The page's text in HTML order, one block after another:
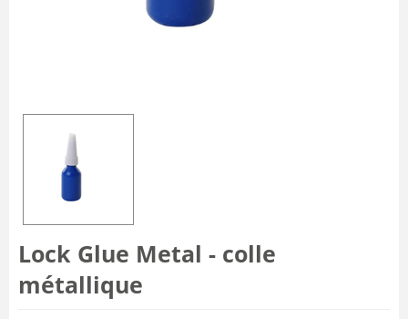
Lock Glue Metal - colle
métallique